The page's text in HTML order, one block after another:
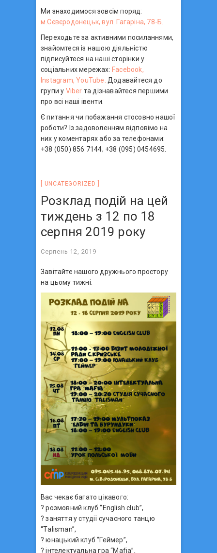
Ми знаходимося зовсім поряд:
м.Сєвєродонецьк, вул. Гагаріна, 78-Б.
Переходьте за активними посиланнями,
знайомтеся із нашою діяльністю
підписуйтеся на наші сторінки у
соціальних мережах: Facebook,
Instagram, YouTube. Додавайтеся до
групи у Viber та дізнавайтеся першими
про всі наші івенти.
Є питання чи побажання стосовно нашої
роботи? Із задоволенням відповімо на
них у коментарях або за телефонами:
+38 (050) 856 7144; +38 (095) 0454695.
UNCATEGORIZED
Розклад подій на цей
тиждень з 12 по 18
серпня 2019 року
Серпень 12, 2019
Завітайте нашого дружнього простору
на цьому тижні.
Вас чекає багато цікавого:
? розмовний клуб “English club”,
? заняття у студії сучасного танцю
“Тalisman”,
? юнацький клуб “Геймер”,
? інтелектуальна гра “Mafia”,